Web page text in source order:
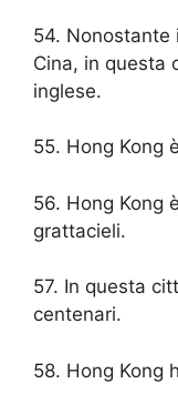
54. Nonostante
Cina, in questa
inglese.
55. Hong Kong
56. Hong Kong
grattacieli.
57. In questa
centenari.
58. Hong Kong